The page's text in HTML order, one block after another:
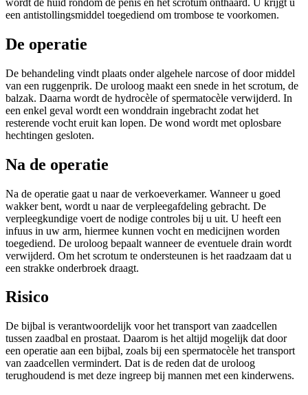
een antistollingsmiddel toegediend om trombose te voorkomen.
De operatie
De behandeling vindt plaats onder algehele narcose of door middel
van een ruggenprik. De uroloog maakt een snede in het scrotum, de
balzak. Daarna wordt de hydrocèle of spermatocèle verwijderd. In
een enkel geval wordt een wonddrain ingebracht zodat het
resterende vocht eruit kan lopen. De wond wordt met oplosbare
hechtingen gesloten.
Na de operatie
Na de operatie gaat u naar de verkoeverkamer. Wanneer u goed
wakker bent, wordt u naar de verpleegafdeling gebracht. De
verpleegkundige voert de nodige controles bij u uit. U heeft een
infuus in uw arm, hiermee kunnen vocht en medicijnen worden
toegediend. De uroloog bepaalt wanneer de eventuele drain wordt
verwijderd. Om het scrotum te ondersteunen is het raadzaam dat u
een strakke onderbroek draagt.
Risico
De bijbal is verantwoordelijk voor het transport van zaadcellen
tussen zaadbal en prostaat. Daarom is het altijd mogelijk dat door
een operatie aan een bijbal, zoals bij een spermatocèle het transport
van zaadcellen vermindert. Dat is de reden dat de uroloog
terughoudend is met deze ingreep bij mannen met een kinderwens.